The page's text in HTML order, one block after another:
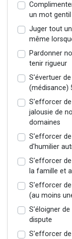
un mot gentil
Juger tout
même
Pardonner
tenir rigueur
S'évertuer
(médisance)
S'efforcer de
jalousie de
domaines
S'efforcer
d'humilier
S'efforcer
la famille et
S'efforcer
(au moins
S'éloigner
dispute
S'efforcer